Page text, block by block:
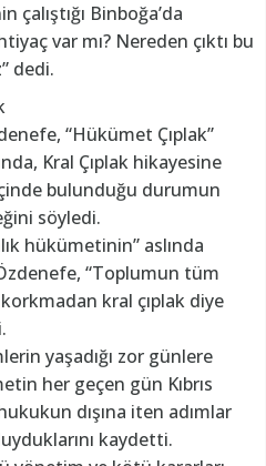
çalıştığı Binboğa’da
var mı? Nereden çıktı bu
dedi.
“Hükümet Çıplak”
Kral Çıplak hikayesine
bulunduğu durumun
söyledi.
hükümetinin” aslında
“Toplumun tüm
kral çıplak diye
yaşadığı zor günlere
her geçen gün Kıbrıs
dışına iten adımlar
kaydetti.